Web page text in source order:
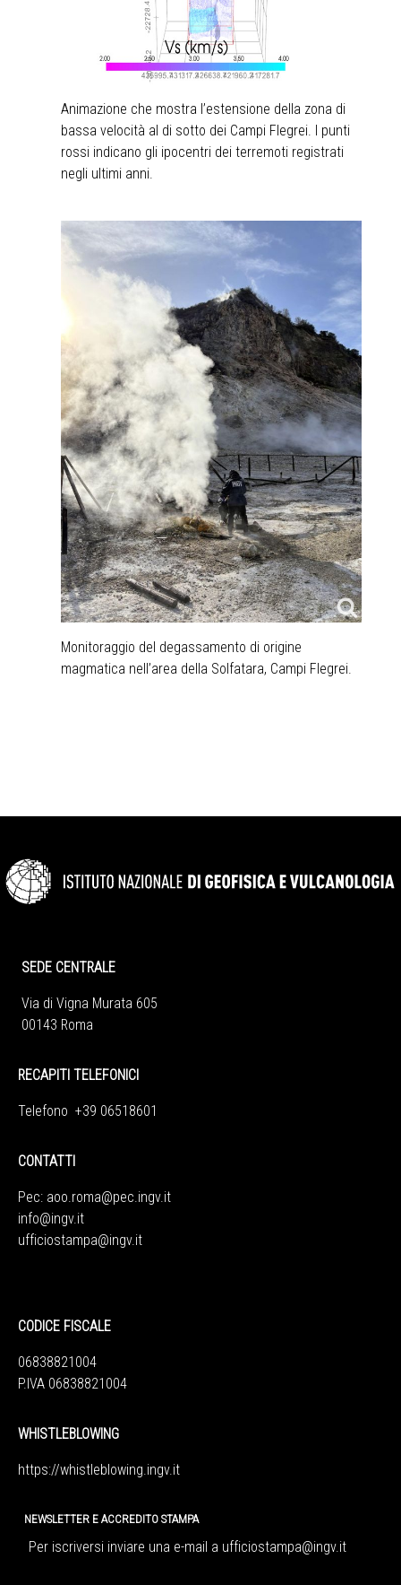
Animazione che mostra l’estensione della zona di
bassa velocità al di sotto dei Campi Flegrei. I punti
rossi indicano gli ipocentri dei terremoti registrati
negli ultimi anni.
Monitoraggio del degassamento di origine
magmatica nell’area della Solfatara, Campi Flegrei.
SEDE CENTRALE
Via di Vigna Murata 605
00143 Roma
RECAPITI TELEFONICI
Telefono +39 06518601
CONTATTI
Pec: aoo.roma@pec.ingv.it
info@ingv.it
ufficiostampa@ingv.it
CODICE FISCALE
06838821004
P.IVA 06838821004
WHISTLEBLOWING
https://whistleblowing.ingv. it
NEWSLETTER E ACCREDITO STAMPA
Per iscriversi inviare una e-mail a ufficiostampa@ingv.it